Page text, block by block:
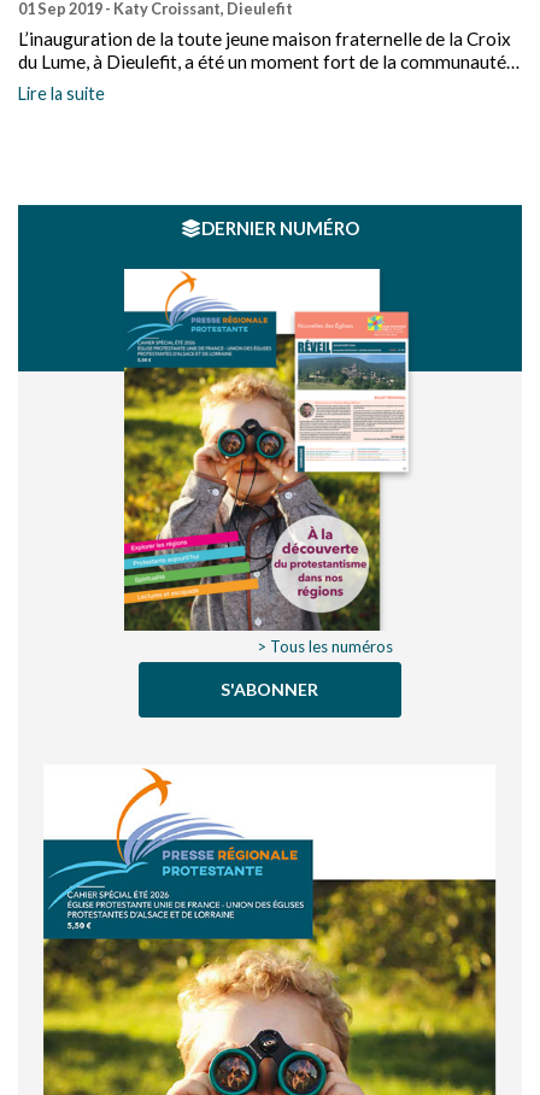
01 Sep 2019- Katy Croissant, Dieulefit
L’inauguration de la toute jeune maison fraternelle de la Croix
du Lume, à Dieulefit, a été un moment fort de la communauté,
ce 30 juin, malgré une chaleur écrasante.
Lire la suite
DERNIER NUMÉRO
> Tous les numéros
S'ABONNER